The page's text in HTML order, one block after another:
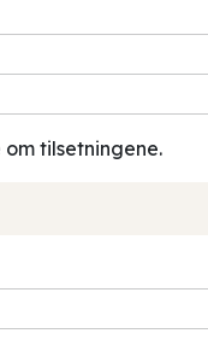
om tilsetningene.